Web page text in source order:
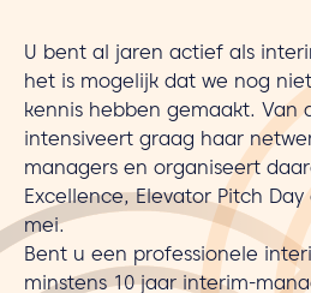
U bent al jaren actief als
het is mogelijk dat we nog
kennis hebben gemaakt. Van
intensiveert graag haar
managers en organiseert
Excellence, Elevator Pitch
mei.
Bent u een professionele
minstens 10 jaar interim-